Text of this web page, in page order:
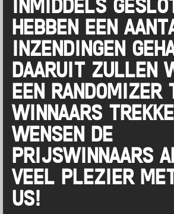
INMIDDELS
HEBBEN EEN
INZENDINGEN
DAARUIT ZULLEN
EEN RANDOMIZER
WINNAARS
WENSEN DE
PRIJSWINNAARS
VEEL PLEZIER
US!